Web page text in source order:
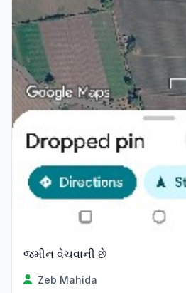
જમીન વેચવાની છે
Zeb Mahida